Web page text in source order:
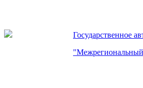
Государственное
"Межрегиональный